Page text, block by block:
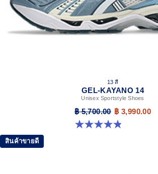
13 สี
GEL-KAYANO 14
Unisex Sportstyle Shoes
฿ 5,700.00 ฿ 3,990.00
4.8 จาก 5 ดาว 1719 รีวิว
สินค้าขายดี